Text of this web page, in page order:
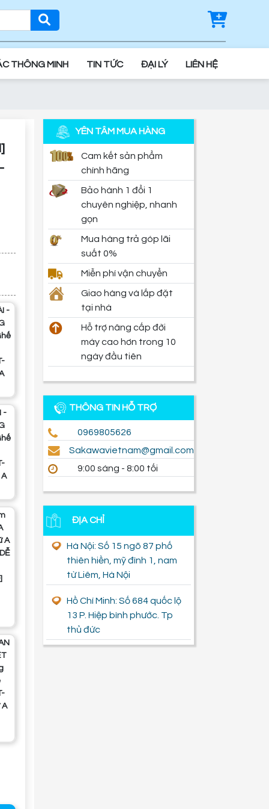
THÔNG MINH TIN TỨC ĐẠI LÝ LIÊN HỆ
A
A
YÊN TÂM MUA HÀNG
Cam kết sản phẩm
chính hãng
Bảo hành 1 đổi 1
chuyên nghiệp, nhanh
gọn
Mua hàng trả góp lãi
suất 0%
Miễn phí vận chuyển
Giao hàng và lắp đặt
tại nhà
Hỗ trợ nâng cấp đời
máy cao hơn trong 10
ngày đầu tiên
THÔNG TIN HỖ TRỢ
0969805626
sakawavietnam@gmail.com
9:00 sáng - 8:00 tối
ĐỊA CHỈ
Hà Nội: Số 15 ngõ 87 phố
thiên hiền, mỹ đình 1, nam
từ Liêm, Hà Nội
Hồ Chí Minh: Số 684 quốc lộ
13 P. Hiệp bình phước. Tp
thủ đức